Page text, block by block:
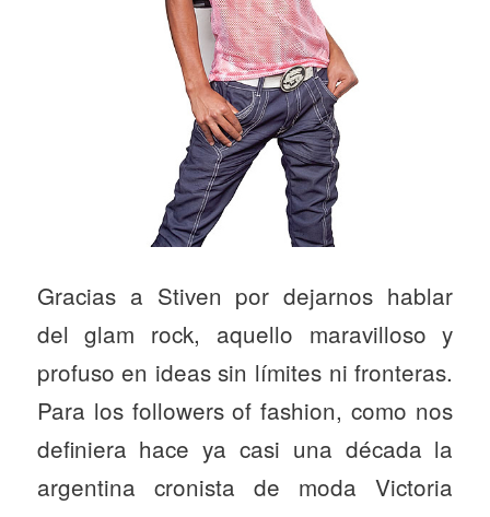
Gracias a Stiven por dejarnos hablar
del glam rock, aquello maravilloso y
profuso en ideas sin límites ni fronteras.
Para los followers of fashion, como nos
definiera hace ya casi una década la
argentina cronista de moda Victoria